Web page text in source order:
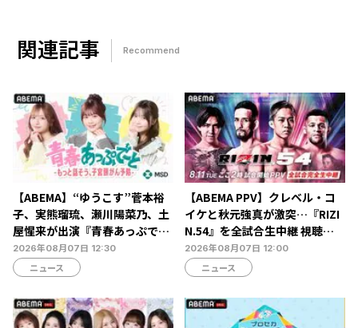
関連記事 Recommend
【ABEMA】“ゆうこす”菅本裕
子、実熊瑠琉、瀬川陽菜乃、土
屋惺来が出演『青春あっぷで～
と -もっと話そう、子宮頸がん
予防-』放送決定…恋愛・人間
関係からカラダの悩みまで本音
トーク
2026年08月07日 12:30
ニュース
【ABEMA PPV】クレベル・コ
イケと秋元強真が激突…『RIZI
N.54』を全試合生中継 視聴チ
ケット販売中
2026年08月07日 12:00
ニュース